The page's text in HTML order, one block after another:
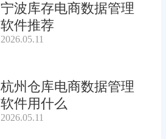
宁波库存电商数据管理
软件推荐
2026.05.11
杭州仓库电商数据管理
软件用什么
2026.05.11